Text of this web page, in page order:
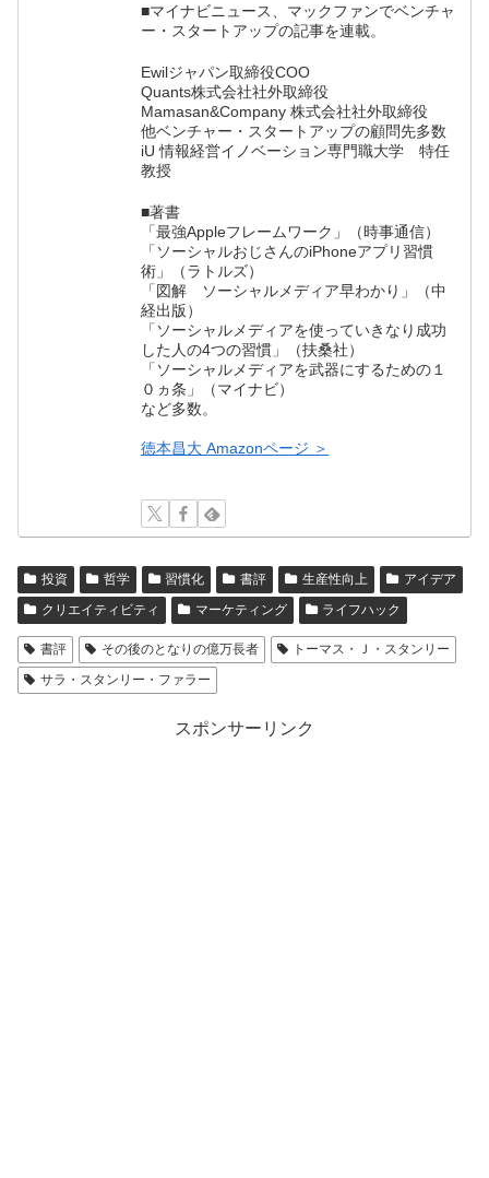
■マイナビニュース、マックファンでベンチャ
ー・スタートアップの記事を連載。
Ewilジャパン取締役COO
Quants株式会社社外取締役
Mamasan&Company 株式会社社外取締役
他ベンチャー・スタートアップの顧問先多数
iU 情報経営イノベーション専門職大学 特任
教授
■著書
「最強Appleフレームワーク」（時事通信）
「ソーシャルおじさんのiPhoneアプリ習慣
術」（ラトルズ）
「図解 ソーシャルメディア早わかり」（中
経出版）
「ソーシャルメディアを使っていきなり成功
した人の4つの習慣」（扶桑社）
「ソーシャルメディアを武器にするための１
０ヵ条」（マイナビ）
など多数。
徳本昌大 Amazonページ ＞
投資 哲学 習慣化 書評 生産性向上
アイデア
クリエイティビティ
マーケティング ライフハック
書評 その後のとなりの億万長者
トーマス・Ｊ・スタンリー
サラ・スタンリー・ファラー
スポンサーリンク